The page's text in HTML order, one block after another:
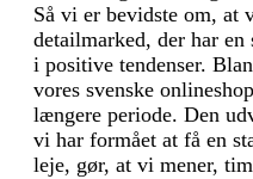
Så vi er bevidste om, at
detailmarked, der har
i positive tendenser.
vores svenske
længere periode. Den
vi har formået at få en
leje, gør, at vi mener,